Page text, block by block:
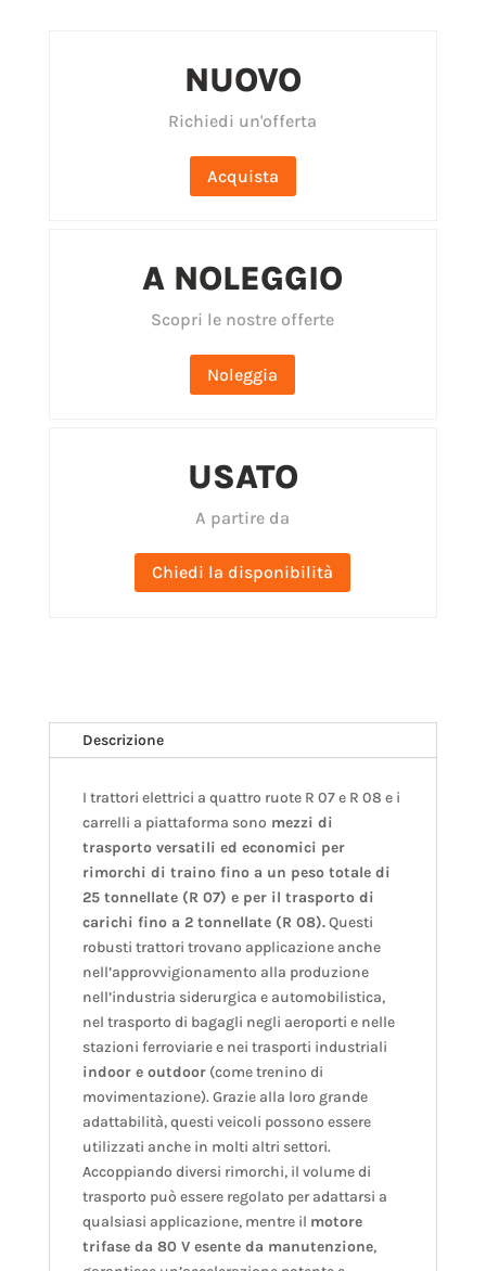
NUOVO
Richiedi un'offerta
Acquista
A NOLEGGIO
Scopri le nostre offerte
Noleggia
USATO
A partire da
Chiedi la disponibilità
Descrizione
I trattori elettrici a quattro ruote R 07 e R 08 e i
carrelli a piattaforma sono mezzi di
trasporto versatili ed economici per
rimorchi di traino fino a un peso totale di
25 tonnellate (R 07) e per il trasporto di
carichi fino a 2 tonnellate (R 08).Questi
robusti trattori trovano applicazione anche
nell’approvvigionamento alla produzione
nell’industria siderurgica e automobilistica,
nel trasporto di bagagli negli aeroporti e nelle
stazioni ferroviarie e nei trasporti industriali
indoor e outdoor(come trenino di
movimentazione). Grazie alla loro grande
adattabilità, questi veicoli possono essere
utilizzati anche in molti altri settori.
Accoppiando diversi rimorchi, il volume di
trasporto può essere regolato per adattarsi a
qualsiasi applicazione, mentre il motore
trifase da 80 V esente da manutenzione,